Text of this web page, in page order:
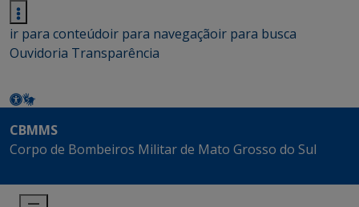
ir para conteúdoir para navegaçãoir para busca
Ouvidoria Transparência
CBMMS
Corpo de Bombeiros Militar de Mato Grosso do Sul